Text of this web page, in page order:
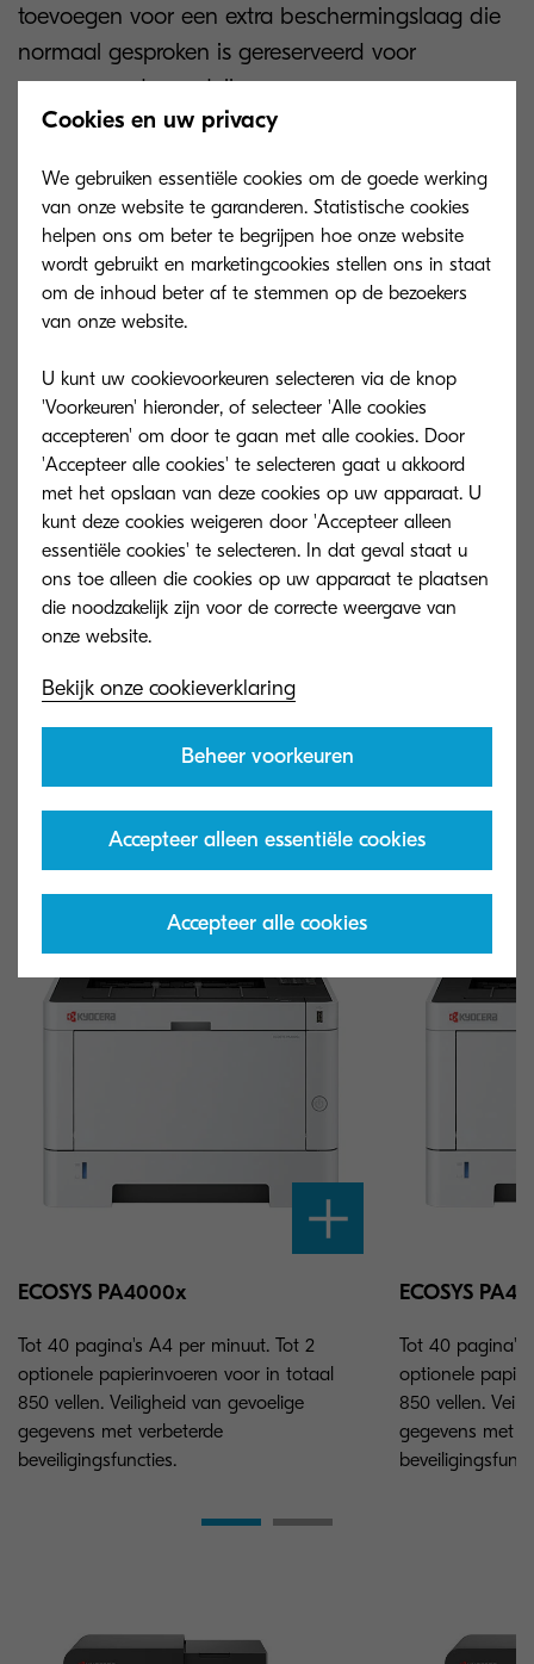
toevoegen voor een extra beschermingslaag die
normaal gesproken is gereserveerd voor
geavanceerde modellen.
Geavanceerde MFP's
verhogen de productiviteit
Geavanceerde scanfuncties leveren elke keer
scherpe, heldere beelden. Deze apparaten met
met automatisch dubbelzijdig printen en scannen
als standaard.
Het topmodel, de MA4000wifx, beschikt over een
4,3” kleurentouchscreen, dual-band draadloos en
HyPAS™-functionaliteit voor eenvoudige
integratie met Kyocera's Cloud Print & Scan en
andere toonaangevende
Vraag een offerte aan
ECOSYS PA4000x
Tot 40 pagina's A4 per minuut. Tot 2
optionele papierinvoeren voor in totaal
850 vellen. Veiligheid van gevoelige
gegevens met verbeterde
beveiligingsfuncties.
ECOSYS
Tot 40 pagina's
optionele
850 vellen.
gegevens met
Cookies en uw privacy
We gebruiken essentiële cookies om de goede werking
van onze website te garanderen. Statistische cookies
helpen ons om beter te begrijpen hoe onze website
wordt gebruikt en marketingcookies stellen ons in staat
om de inhoud beter af te stemmen op de bezoekers
van onze website.
U kunt uw cookievoorkeuren selecteren via de knop
'Voorkeuren' hieronder, of selecteer 'Alle cookies
accepteren' om door te gaan met alle cookies. Door
'Accepteer alle cookies' te selecteren gaat u akkoord
met het opslaan van deze cookies op uw apparaat. U
kunt deze cookies weigeren door 'Accepteer alleen
essentiële cookies' te selecteren. In dat geval staat u
ons toe alleen die cookies op uw apparaat te plaatsen
die noodzakelijk zijn voor de correcte weergave van
Bekijk onze cookieverklaring
Beheer voorkeuren
Accepteer alleen essentiële cookies
Accepteer alle cookies